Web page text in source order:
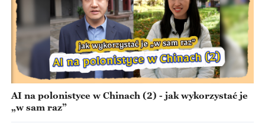
AI na polonistyce w Chinach (2) - jak wykorzystać je
„w sam raz”